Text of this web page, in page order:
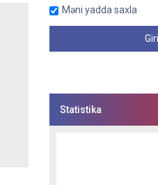
Məni yadda saxla
Statistika